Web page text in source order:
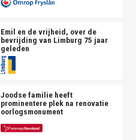
Emil en de vrijheid, over de
bevrijding van Limburg 75 jaar
geleden
Joodse familie heeft
prominentere plek na renovatie
oorlogsmonument